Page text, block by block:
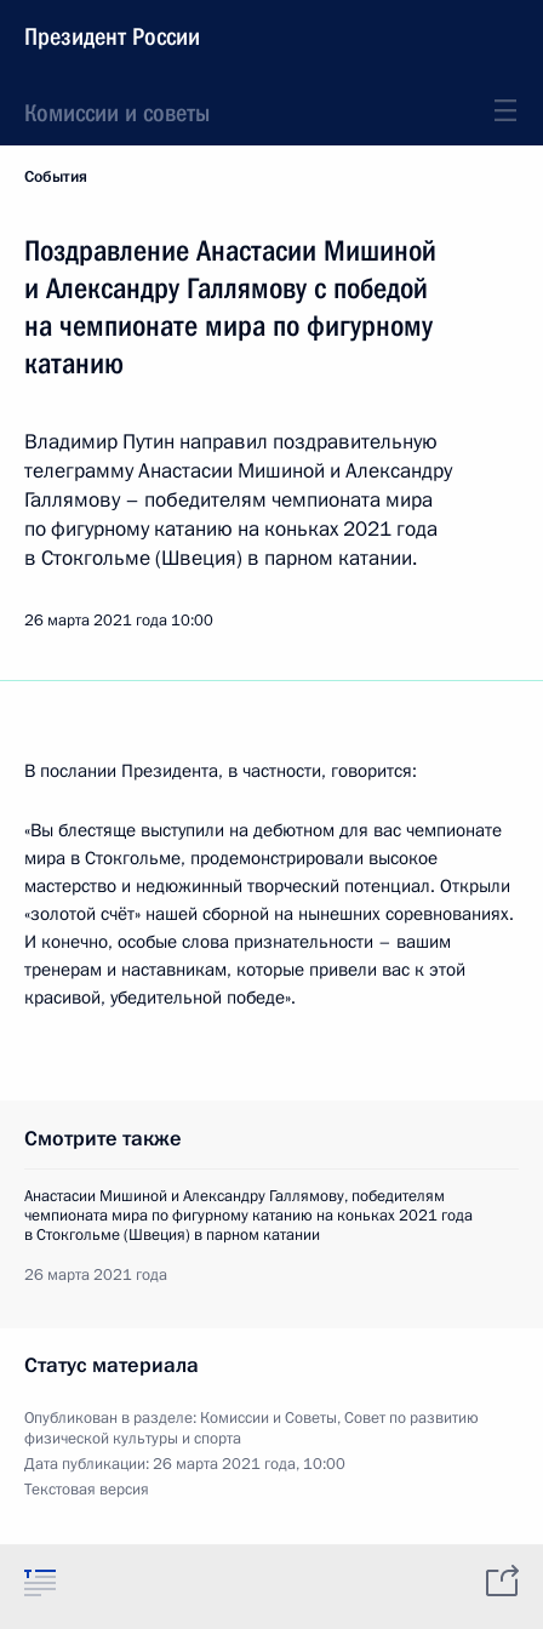
Президент России
Комиссии и советы
События
Поздравление Анастасии Мишиной
и Александру Галлямову с победой
на чемпионате мира по фигурному
катанию
Владимир Путин направил поздравительную
телеграмму Анастасии Мишиной и Александру
Галлямову – победителям чемпионата мира
по фигурному катанию на коньках 2021 года
в Стокгольме (Швеция) в парном катании.
26 марта 2021 года 10:00
В послании Президента, в частности, говорится:
«Вы блестяще выступили на дебютном для вас чемпионате
мира в Стокгольме, продемонстрировали высокое
мастерство и недюжинный творческий потенциал. Открыли
«золотой счёт» нашей сборной на нынешних соревнованиях.
И конечно, особые слова признательности – вашим
тренерам и наставникам, которые привели вас к этой
красивой, убедительной победе».
Смотрите также
Анастасии Мишиной и Александру Галлямову, победителям
чемпионата мира по фигурному катанию на коньках 2021 года
в Стокгольме (Швеция) в парном катании
26 марта 2021 года
Статус материала
Опубликован в разделе: Комиссии и Советы,Совет по развитию
физической культуры и спорта
Дата публикации:26 марта 2021 года, 10:00
Текстовая версия